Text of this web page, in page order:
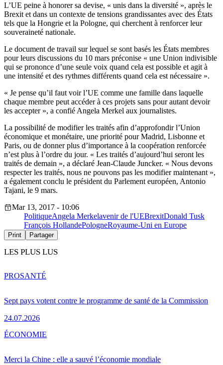
L’UE peine à honorer sa devise, « unis dans la diversité », après le
Brexit et dans un contexte de tensions grandissantes avec des États
tels que la Hongrie et la Pologne, qui cherchent à renforcer leur
souveraineté nationale.
Le document de travail sur lequel se sont basés les États membres
pour leurs discussions du 10 mars préconise « une Union indivisible
qui se prononce d’une seule voix quand cela est possible et agit à
une intensité et des rythmes différents quand cela est nécessaire ».
« Je pense qu’il faut voir l’UE comme une famille dans laquelle
chaque membre peut accéder à ces projets sans pour autant devoir
les accepter », a confié Angela Merkel aux journalistes.
La possibilité de modifier les traités afin d’approfondir l’Union
économique et monétaire, une priorité pour Madrid, Lisbonne et
Paris, ou de donner plus d’importance à la coopération renforcée
n’est plus à l’ordre du jour. « Les traités d’aujourd’hui seront les
traités de demain », a déclaré Jean-Claude Juncker. « Nous devons
respecter les traités, nous ne pouvons pas les modifier maintenant »,
a également conclu le président du Parlement européen, Antonio
Tajani, le 9 mars.
Mar 13, 2017 - 10:06
PolitiqueAngela Merkelavenir de l'UEBrexitDonald Tusk
François HollandePologneRoyaume-Uni en Europe
Print Partager
LES PLUS LUS
Sept pays votent contre le programme de santé de la Commission
24.07.2026
PROSANTÉ
Merci la Chine : elle a sauvé l’économie mondiale
ÉCONOMIE